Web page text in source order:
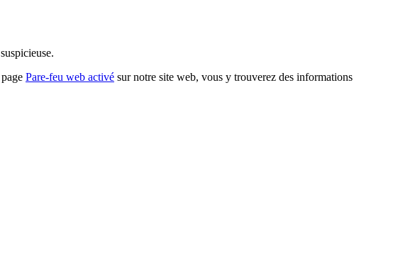
Pare-feu web activé sur notre site web, vous y trouverez des informations